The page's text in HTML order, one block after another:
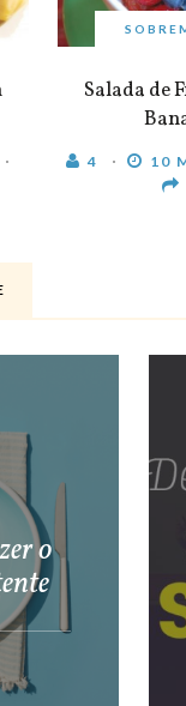
Salada de
4 10
o